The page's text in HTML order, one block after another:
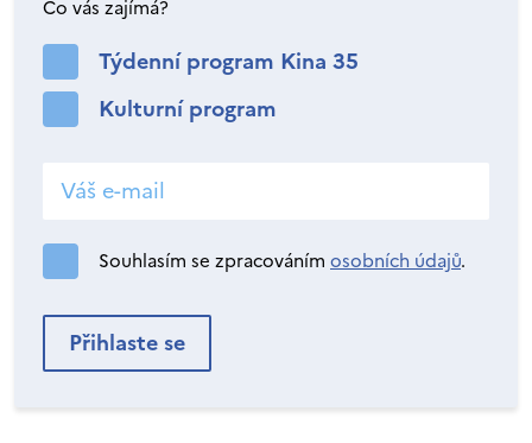
Co vás zajímá?
Týdenní program Kina 35
Kulturní program
Souhlasím se zpracováním osobních údajů.